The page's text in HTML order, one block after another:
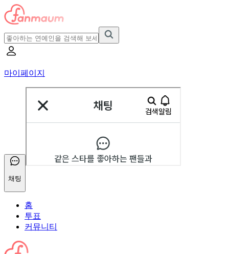
마이페이지
채팅
홈
투표
커뮤니티